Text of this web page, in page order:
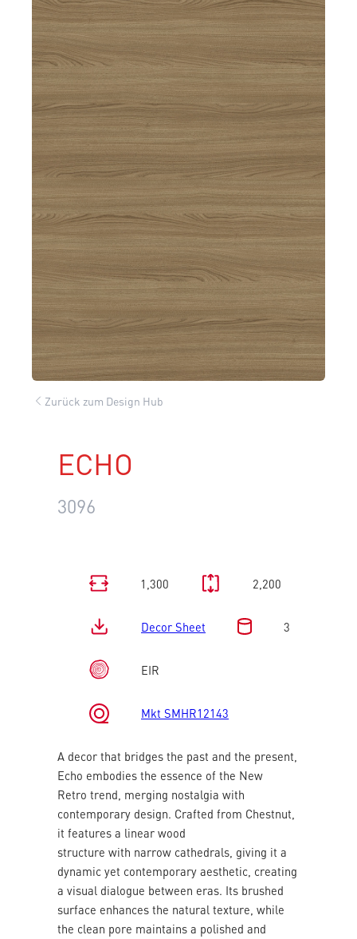
Zurück zum Design Hub
ECHO
3096
1,300 2,200
Decor Sheet 3
EIR
Mkt SMHR12143
A decor that bridges the past and the present,
Echo embodies the essence of the New
Retro trend, merging nostalgia with
contemporary design. Crafted from Chestnut,
it features a linear wood
structure with narrow cathedrals, giving it a
dynamic yet contemporary aesthetic, creating
a visual dialogue between eras. Its brushed
surface enhances the natural texture, while
the clean pore maintains a polished and